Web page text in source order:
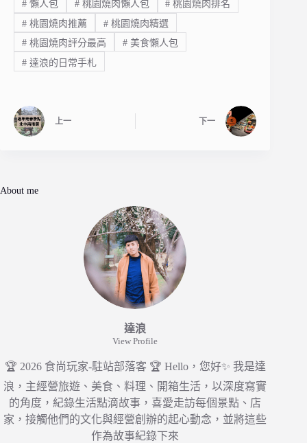
#懶人包 #桃園燒肉懶人包 # 桃園燒肉排名
#桃園燒肉推薦 #桃園燒肉精選
#桃園燒肉評分最高 #美食懶人包
#達浪的日常手札
上一 下一
About me
達浪
View Profile
🏆 2026 食尚玩家-駐站部落客 🏆 Hello，您好✨ 我是達
浪，主經營旅遊、美食、料理、開箱生活，以深度寫實
的角度，紀錄生活點滴故事，喜愛走訪每個景點、店
家，接觸他們的文化與經營創辦的起心動念，並將這些
作為故事紀錄下來